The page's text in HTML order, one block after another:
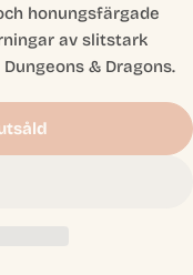
honungsfärgade
av slitstark
& Dragons.
Dice Set
Playing Dice Set